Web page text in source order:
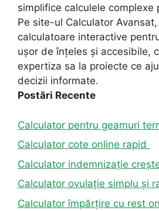
simplifice calculele complexe
Pe site-ul Calculator
calculatoare interactive
ușor de înțeles și accesibile,
expertiza sa la proiecte ce
decizii informate.
Postări Recente
Calculator pentru geamuri
Calculator cote online rapid
Calculator indemnizație
Calculator ovulație simplu și
Calculator împărțire cu rest